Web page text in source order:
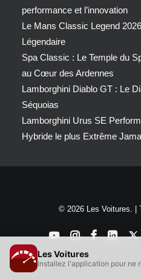
performance et l’innovation
Le Mans Classic Legend
Légendaire
Spa Classic : Le Temple du
au Cœur des Ardennes
Lamborghini Diablo GT : Le
Séquoias
Lamborghini Urus SE
Hybride le plus Extrême
© 2026 Les Voitures. |
Les Voitures